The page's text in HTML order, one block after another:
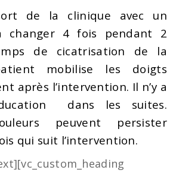
de la clinique avec un
changer 4 fois pendant 2
de cicatrisation de la
mobilise les doigts
après l’intervention. Il n’y a
dans les suites.
peuvent persister
qui suit l’intervention.